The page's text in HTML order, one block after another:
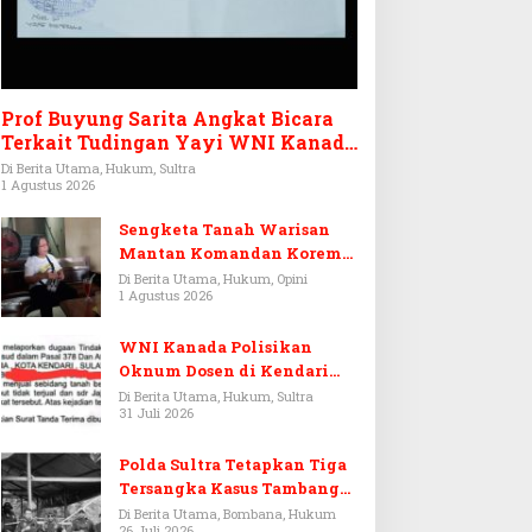
Prof Buyung Sarita Angkat Bicara
Terkait Tudingan Yayi WNI Kanada
Ditagih Utang Rp3,6 Miliar
Di Berita Utama, Hukum, Sultra
1 Agustus 2026
Sengketa Tanah Warisan
Mantan Komandan Korem
143/HO, Ketika Warisan
Menjadi Arena Pemerasan
Di Berita Utama, Hukum, Opini
1 Agustus 2026
WNI Kanada Polisikan
Oknum Dosen di Kendari
Terkait Aset Puluhan Miliar
Di Berita Utama, Hukum, Sultra
31 Juli 2026
Polda Sultra Tetapkan Tiga
Tersangka Kasus Tambang
Emas Ilegal di Bombana
Di Berita Utama, Bombana, Hukum